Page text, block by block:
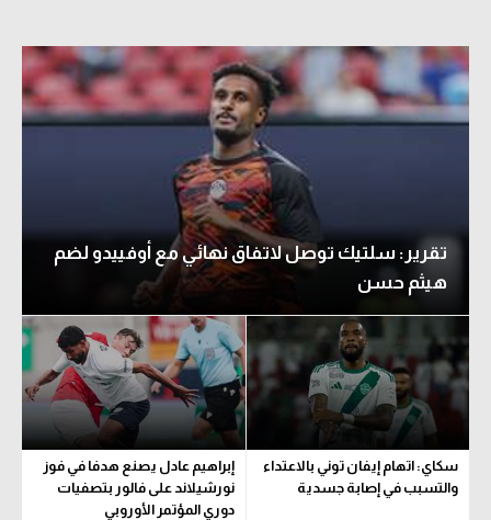
تقرير: سلتيك توصل لاتفاق نهائي مع أوفييدو لضم
هيثم حسن
سكاي: اتهام إيفان توني بالاعتداء
والتسبب في إصابة جسدية
إبراهيم عادل يصنع هدفا في فوز
نورشيلاند على فالور بتصفيات
دوري المؤتمر الأوروبي